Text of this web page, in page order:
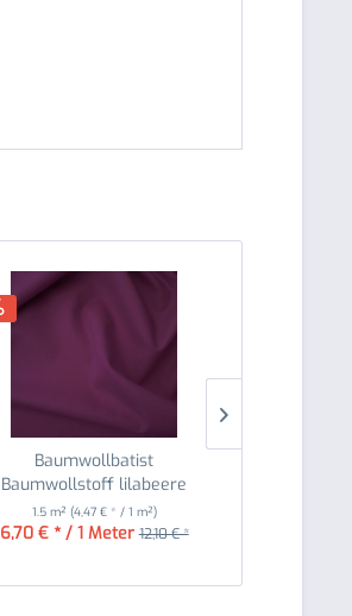
Baumwollbatist
Baumwollstoff lilabeere
1.5 m² (4,47 € * / 1 m²)
6,70 € * / 1 Meter 12,10 € *